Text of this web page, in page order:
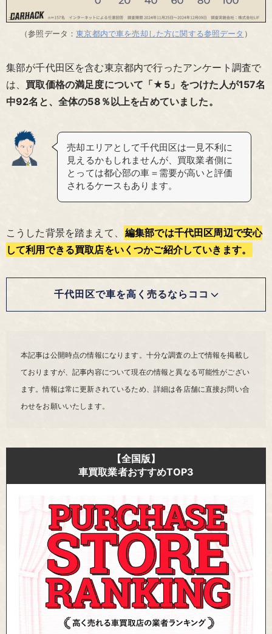
（参照データ：東京都内で車を売却した方に関する参照データ ）
集部が千代田区を含む東京都内で行ったアンケート調査で
は、 買取価格の満足度について「★5」をつけた人が157名
中92名と、全体の58％以上を占めていました。
売却エリアとして千代田区は一見不利に
見えるかもしれませんが、買取業者側に
とっては都心部の車＝需要が高いと評価
されるケースもあります。
こうした背景を踏まえて、
編集部では千代田区周辺で安心
して利用できる買取店をいくつかご紹介していきます。
千代田区で車を高く売るならココ
本記事は公開時点の情報になります。十分な調査の上で情報を掲載し
ておりますが、記事内容について現在の情報と異なる可能性がござい
ます。情報は常に更新されているため、詳細は各店舗に直接お問い合
わせをお願いいたします。
【全国版】
車買取業者おすすめTOP3